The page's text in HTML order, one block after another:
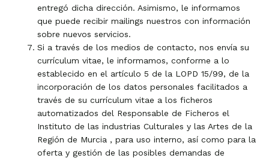
entregó dicha dirección. Asimismo, le informamos
que puede recibir mailings nuestros con información
sobre nuevos servicios.
Si a través de los medios de contacto, nos envía su
currículum vitae, le informamos, conforme a lo
establecido en el artículo 5 de la LOPD 15/99, de la
incorporación de los datos personales facilitados a
través de su currículum vitae a los ficheros
automatizados del Responsable de Ficheros el
Instituto de las industrias Culturales y las Artes de la
Región de Murcia , para uso interno, así como para la
oferta y gestión de las posibles demandas de